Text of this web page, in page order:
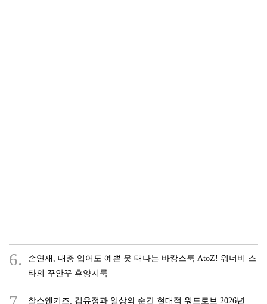
6.
손연재, 대충 입어도 예쁜 옷 태나는 바캉스룩 AtoZ! 워너비 스
타의 꾸안꾸 휴양지룩
찰스앤키즈, 김유정과 일상의 순간 현대적 워드로브 2026년